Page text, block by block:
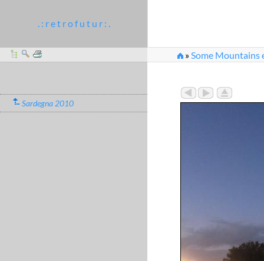
. : r e t r o f u t u r : .
»Some Mountains
Sardegna 2010